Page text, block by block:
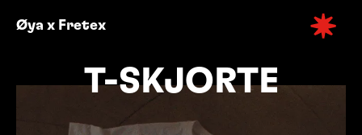
Øya x Fretex
Klikk
T-SKJORTE